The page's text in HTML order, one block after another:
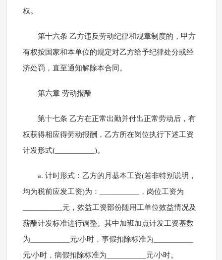
权。
第十六条 乙方违反劳动纪律和规章制度的，甲方
有权按国家和本单位的规定对乙方给予纪律处分或经
济处罚，直至通知解除本合同。
第六章 劳动报酬
第十七条 乙方在正常出勤并付出正常劳动后，有
权获得相应得劳动报酬，乙方所在岗位执行下述工资
计发形式(__________)。
a. 计时形式：乙方的月基本工资(若非特别说明，
均为税前应发工资)为：__________，岗位工资为
__________元，效益工资部份随用工单位效益情况及
薪酬计发标准进行调整。其中加班加点计发工资基数
为__________元/小时，事假扣除标准为__________
元/小时，病假扣除标准为__________元/小时。